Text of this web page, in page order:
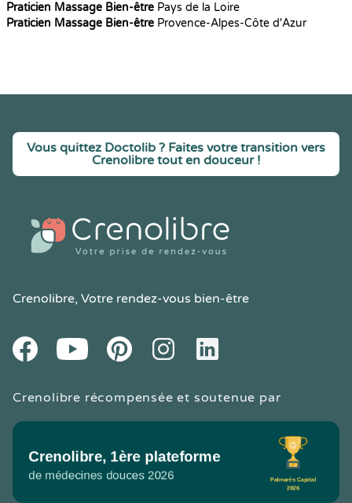
Praticien Massage Bien-être Pays de la Loire
Praticien Massage Bien-être Provence-Alpes-Côte d'Azur
Vous quittez Doctolib ? Faites votre transition vers
Crenolibre tout en douceur !
Crenolibre, Votre rendez-vous bien-être
FacebookYoutube PinteresetInstagramLinkedIn
Crenolibre récompensée et soutenue par